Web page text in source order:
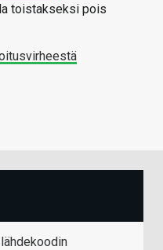
toistakseksi pois